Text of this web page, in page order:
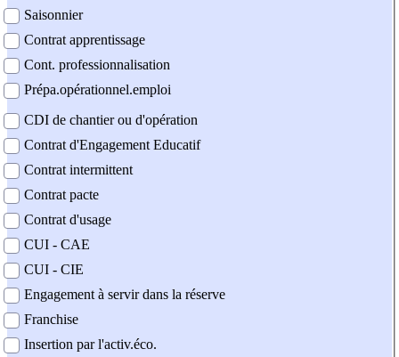
Saisonnier
Contrat apprentissage
Cont. professionnalisation
Prépa.opérationnel.emploi
CDI de chantier ou d'opération
Contrat d'Engagement Educatif
Contrat intermittent
Contrat pacte
Contrat d'usage
CUI - CAE
CUI - CIE
Engagement à servir dans la réserve
Franchise
Insertion par l'activ.éco.